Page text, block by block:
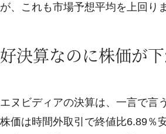
が、これも市場予想平均を上回り
好決算なのに株価が
エヌビディアの決算は、一言で言
株価は時間外取引で終値比6.89％